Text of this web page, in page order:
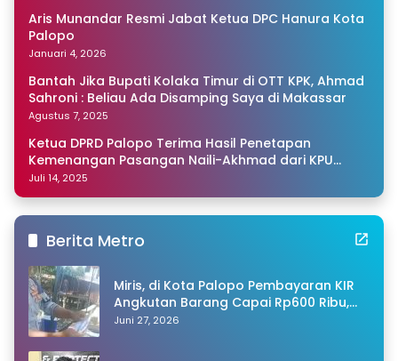
Aris Munandar Resmi Jabat Ketua DPC Hanura Kota
Palopo
Januari 4, 2026
Bantah Jika Bupati Kolaka Timur di OTT KPK, Ahmad
Sahroni : Beliau Ada Disamping Saya di Makassar
Agustus 7, 2025
Ketua DPRD Palopo Terima Hasil Penetapan
Kemenangan Pasangan Naili-Akhmad dari KPU
Sulsel
Juli 14, 2025
Berita Metro
Miris, di Kota Palopo Pembayaran KIR
Angkutan Barang Capai Rp600 Ribu,
Warganet Pertanyakan Dugaan Pungli
Juni 27, 2026